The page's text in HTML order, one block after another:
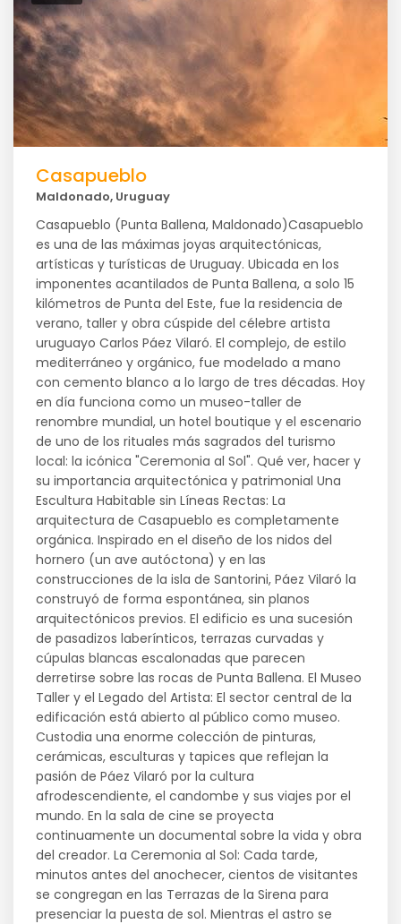
Casapueblo
Maldonado, Uruguay
Casapueblo (Punta Ballena, Maldonado)Casapueblo
es una de las máximas joyas arquitectónicas,
artísticas y turísticas de Uruguay. Ubicada en los
imponentes acantilados de Punta Ballena, a solo 15
kilómetros de Punta del Este, fue la residencia de
verano, taller y obra cúspide del célebre artista
uruguayo Carlos Páez Vilaró. El complejo, de estilo
mediterráneo y orgánico, fue modelado a mano
con cemento blanco a lo largo de tres décadas. Hoy
en día funciona como un museo-taller de
renombre mundial, un hotel boutique y el escenario
de uno de los rituales más sagrados del turismo
local: la icónica "Ceremonia al Sol". Qué ver, hacer y
su importancia arquitectónica y patrimonial Una
Escultura Habitable sin Líneas Rectas: La
arquitectura de Casapueblo es completamente
orgánica. Inspirado en el diseño de los nidos del
hornero (un ave autóctona) y en las
construcciones de la isla de Santorini, Páez Vilaró la
construyó de forma espontánea, sin planos
arquitectónicos previos. El edificio es una sucesión
de pasadizos laberínticos, terrazas curvadas y
cúpulas blancas escalonadas que parecen
derretirse sobre las rocas de Punta Ballena. El Museo
Taller y el Legado del Artista: El sector central de la
edificación está abierto al público como museo.
Custodia una enorme colección de pinturas,
cerámicas, esculturas y tapices que reflejan la
pasión de Páez Vilaró por la cultura
afrodescendiente, el candombe y sus viajes por el
mundo. En la sala de cine se proyecta
continuamente un documental sobre la vida y obra
del creador. La Ceremonia al Sol: Cada tarde,
minutos antes del anochecer, cientos de visitantes
se congregan en las Terrazas de la Sirena para
presenciar la puesta de sol. Mientras el astro se